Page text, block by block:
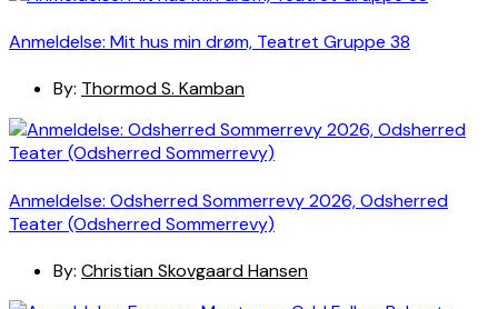
Anmeldelse: Mit hus min drøm, Teatret Gruppe 38
By: Thormod S. Kamban
Anmeldelse: Odsherred Sommerrevy 2026, Odsherred
Teater (Odsherred Sommerrevy)
By: Christian Skovgaard Hansen